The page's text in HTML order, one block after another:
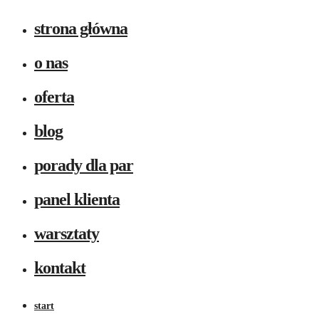
strona główna
o nas
oferta
blog
porady dla par
panel klienta
warsztaty
kontakt
start